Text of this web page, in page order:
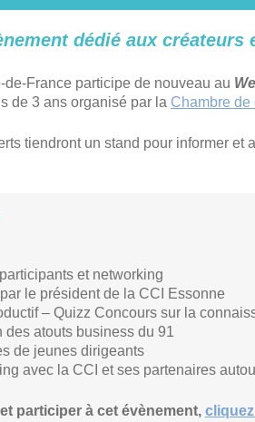
dédié aux
de-France participe de nouveau au
de 3 ans organisé par la Chambre de
tiendront un stand pour informer
et networking
le président de la CCI Essonne
– Quizz Concours sur la
des atouts business du 91
de jeunes dirigeants
avec la CCI et ses partenaires
participer à cet évènement,